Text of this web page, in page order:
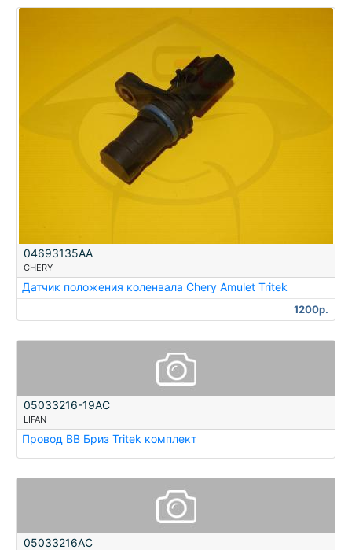
04693135AA
CHERY
Датчик положения коленвала Chery Amulet Tritek
1200р.
05033216-19AC
LIFAN
Провод ВВ Бриз Tritek комплект
05033216AC